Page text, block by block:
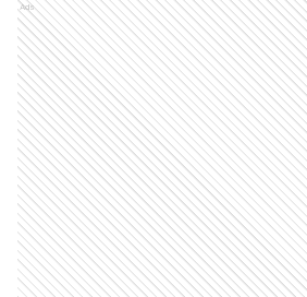
Ads